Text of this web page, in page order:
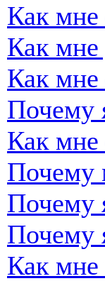
Как мне
Как мне
Как мне
Почему
Как мне
Почему
Почему
Почему
Как мне